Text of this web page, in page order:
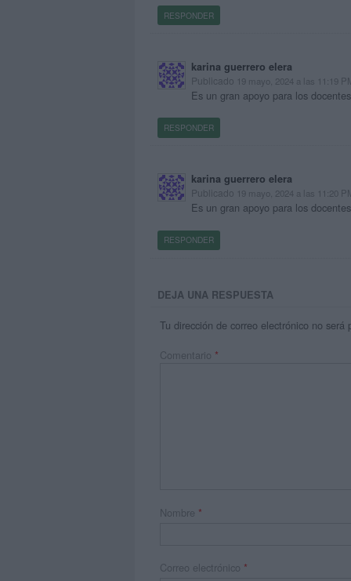
RESPONDER
karina guerrero elera
Publicado 19 mayo, 2024 a las 11:19
Es un gran apoyo para los
RESPONDER
karina guerrero elera
Publicado 19 mayo, 2024 a las 11:20
Es un gran apoyo para los
RESPONDER
DEJA UNA RESPUESTA
Tu dirección de correo electrónico no será
Comentario *
Nombre *
Correo electrónico *